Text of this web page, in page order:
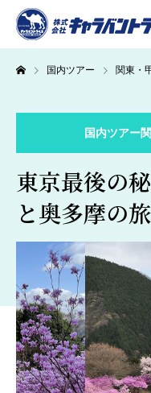
国内ツアー 関東・
国内ツアー
東京最後の
と奥多摩の